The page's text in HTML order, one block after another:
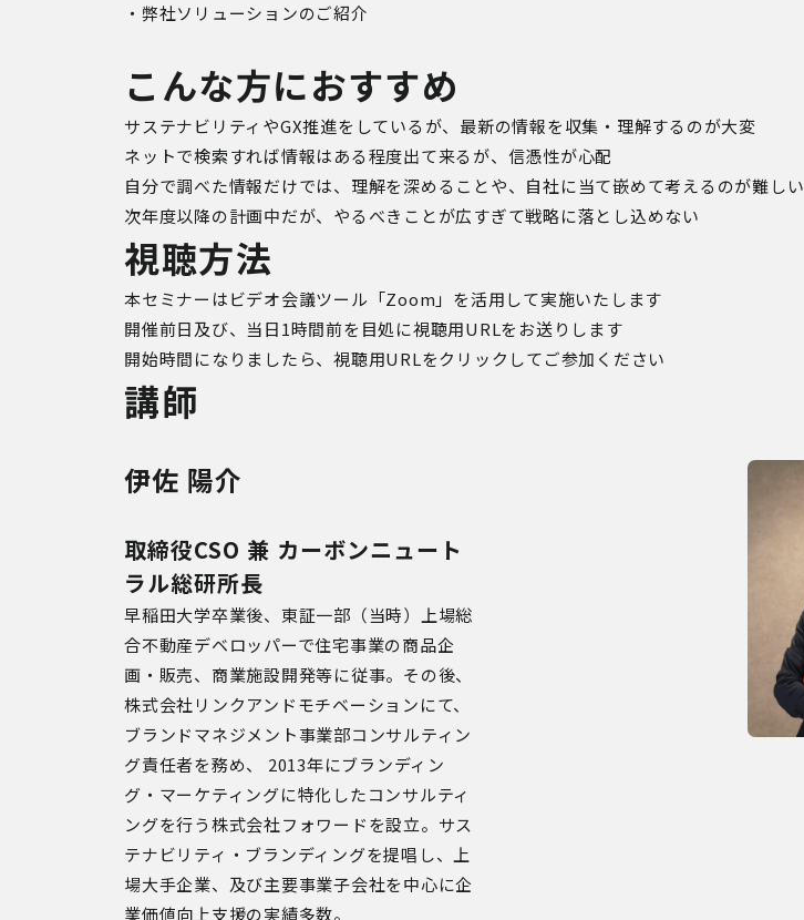
・弊社ソリューションのご紹介
こんな方におすすめ
サステナビリティやGX推進をしているが、最新の情報を収集・理解するのが大変
ネットで検索すれば情報はある程度出て来るが、信憑性が心配
自分で調べた情報だけでは、理解を深めることや、自社に当て嵌めて考えるのが難しい
次年度以降の計画中だが、やるべきことが広すぎて戦略に落とし込めない
視聴方法
本セミナーはビデオ会議ツール「Zoom」を活用して実施いたします
開催前日及び、 当日1時間前を目処に視聴用URLをお送りします
開始時間になりましたら、視聴用URLをクリックしてご参加ください
講師
伊佐 陽介
取締役CSO 兼 カーボンニュート
ラル総研所長
早稲田大学卒業後、東証一部（当時）上場総
合不動産デベロッパーで住宅事業の商品企
画・販売、商業施設開発等に従事。その後、
株式会社リンクアンドモチベーションにて、
ブランドマネジメント事業部コンサルティン
グ責任者を務め、 2013年にブランディン
グ・マーケティングに特化したコンサルティ
ングを行う株式会社フォワードを設立。サス
テナビリティ・ブランディングを提唱し、上
場大手企業、及び主要事業子会社を中心に企
業価値向上支援の実績多数。